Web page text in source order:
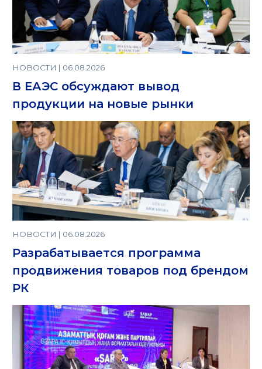
НОВОСТИ | 06.08.2026
В ЕАЭС обсуждают вывод
продукции на новые рынки
НОВОСТИ | 06.08.2026
Разрабатывается программа
продвижения товаров под брендом
РК